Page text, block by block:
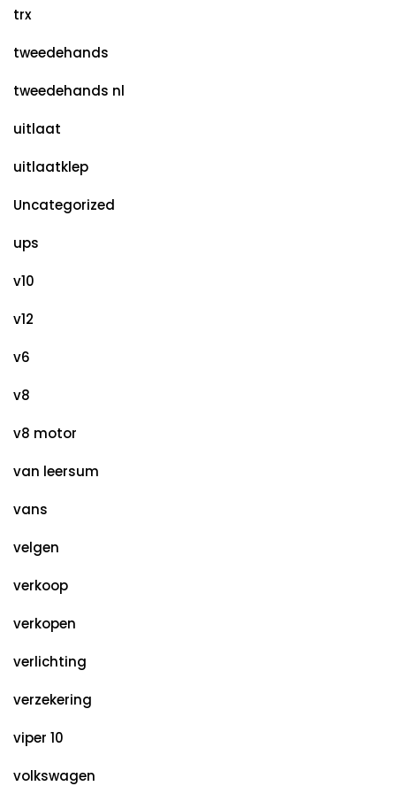
trx
tweedehands
tweedehands nl
uitlaat
uitlaatklep
Uncategorized
ups
v10
v12
v6
v8
v8 motor
van leersum
vans
velgen
verkoop
verkopen
verlichting
verzekering
viper 10
volkswagen